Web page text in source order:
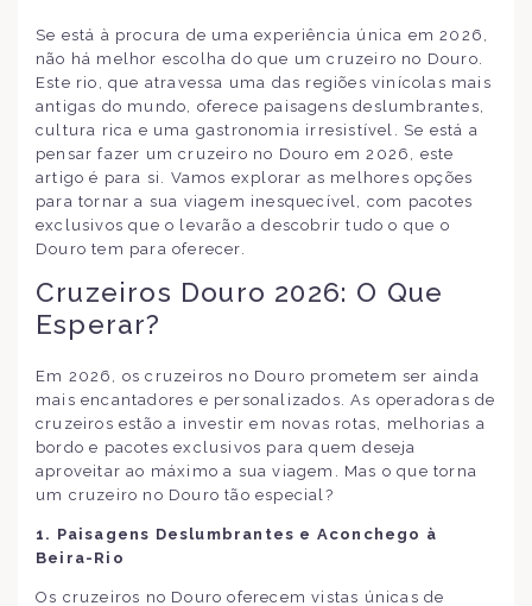
Se está à procura de uma experiência única em 2026,
não há melhor escolha do que um cruzeiro no Douro.
Este rio, que atravessa uma das regiões vinícolas mais
antigas do mundo, oferece paisagens deslumbrantes,
cultura rica e uma gastronomia irresistível. Se está a
pensar fazer um cruzeiro no Douro em 2026, este
artigo é para si. Vamos explorar as melhores opções
para tornar a sua viagem inesquecível, com pacotes
exclusivos que o levarão a descobrir tudo o que o
Douro tem para oferecer.
Cruzeiros Douro 2026: O Que
Esperar?
Em 2026, os cruzeiros no Douro prometem ser ainda
mais encantadores e personalizados. As operadoras de
cruzeiros estão a investir em novas rotas, melhorias a
bordo e pacotes exclusivos para quem deseja
aproveitar ao máximo a sua viagem. Mas o que torna
um cruzeiro no Douro tão especial?
1. Paisagens Deslumbrantes e Aconchego à
Beira-Rio
Os cruzeiros no Douro oferecem vistas únicas de